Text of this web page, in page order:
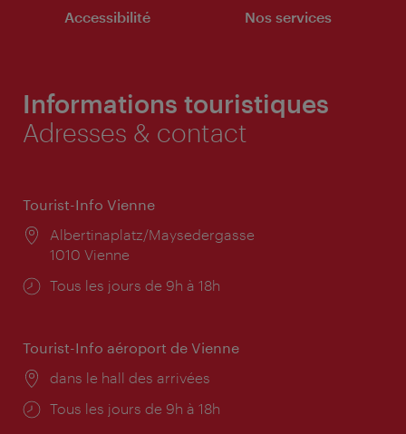
Accessibilité Nos services
Informations touristiques
Adresses & contact
Tourist-Info Vienne
Lieu:
Albertinaplatz/Maysedergasse
1010 Vienne
Horaires
Tous les jours de 9h à 18h
Tourist-Info aéroport de Vienne
Lieu:
dans le hall des arrivées
Horaires
Tous les jours de 9h à 18h